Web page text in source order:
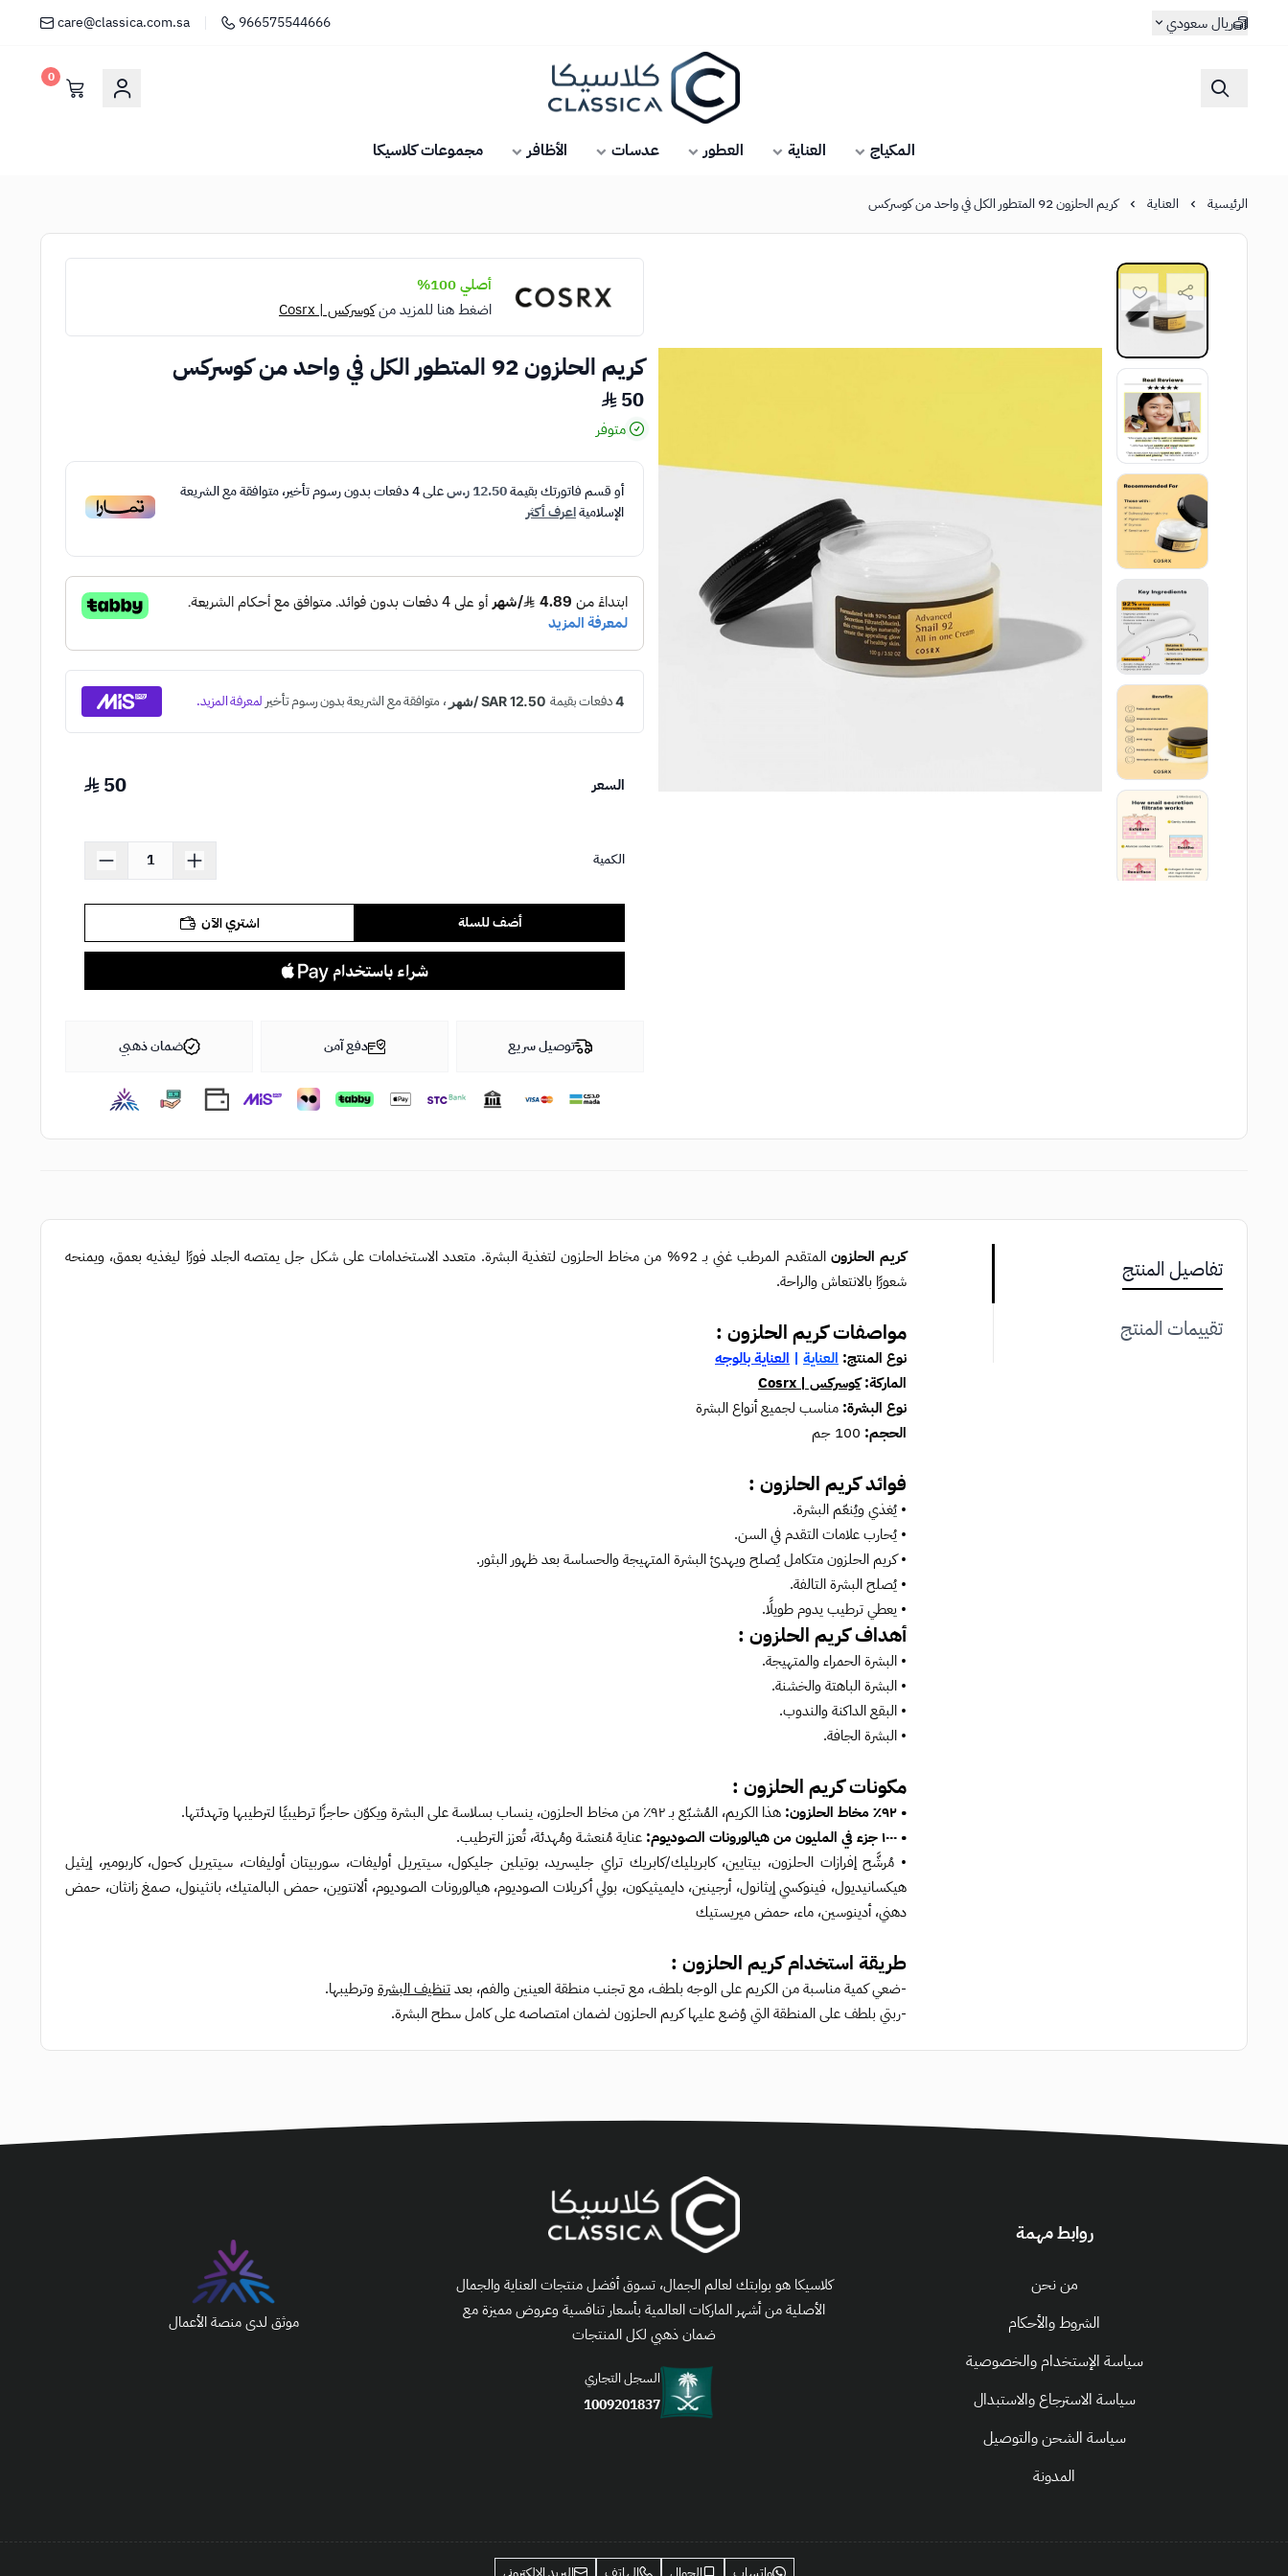
ريال سعودي 966575544666
care@classica.com.sa
كلاسيكا
0
المكياج العناية العطور عدسات الأظافر مجموعات كلاسيكا
الرئيسية العناية كريم الحلزون 92 المتطور الكل في واحد من كوسركس
أصلي 100%
اضغط هنا للمزيد منكوسركس | Cosrx
كريم الحلزون 92 المتطور الكل في واحد من كوسركس
50
متوفر
أو قسم فاتورتك بقيمة12.50 ر.س على4دفعات بدون رسوم تأخير، متوافقة مع الشريعة
الإسلاميةاعرف أكثر
السعر 50
الكمية
أضف للسلة اشتري الآن
توصيل سريع دفع آمن ضمان ذهبي
تفاصيل المنتج
تقييمات المنتج
كريم الحلزون
المتقدم المرطب غني بـ 92% من مخاط الحلزون لتغذية البشرة. متعدد الاستخدامات على شكل جل يمتصه الجلد فورًا ليغذيه بعمق، ويمنحه
شعورًا بالانتعاش والراحة.
مواصفات كريم الحلزون :
نوع المنتج: العناية | العناية بالوجه
الماركة:كوسركس | Cosrx
نوع البشرة: مناسب لجميع أنواع البشرة
الحجم:
فوائد كريم الحلزون :
• يُغذي ويُنعّم البشرة.
• يُحارب علامات التقدم في السن.
• كريم الحلزون متكامل يُصلح ويهدئ البشرة المتهيجة والحساسة بعد ظهور البثور.
• يُصلح البشرة التالفة.
• يعطي ترطيب يدوم طويلًا.
أهداف كريم الحلزون :
• البشرة الحمراء والمتهيجة.
• البشرة الباهتة والخشنة.
• البقع الداكنة والندوب.
• البشرة الجافة.
مكونات كريم الحلزون :
• ٩٢٪ مخاط الحلزون:
هذا الكريم، المُشبّع بـ ٩٢٪ من مخاط الحلزون، ينساب بسلاسة على البشرة ويكوّن حاجزًا ترطيبيًا لترطيبها وتهدئتها.
• ١٠٠٠ جزء في المليون من هيالورونات الصوديوم:
عناية مُنعشة ومُهدئة، تُعزز الترطيب.
• مُرشَّح إفرازات الحلزون، بيتايين، كابريليك/كابريك تراي جليسريد، بوتيلين جليكول، سيتيريل أوليفات، سوربيتان أوليفات، سيتيريل كحول، كاربومير، إيثيل
هيكسانيديول، فينوكسي إيثانول، أرجينين، دايميثيكون، بولي أكريلات الصوديوم، هيالورونات الصوديوم، ألانتوين، حمض البالمتيك، بانثينول، صمغ زانثان، حمض
دهني، أدينوسين، ماء، حمض ميريستيك
طريقة استخدام كريم الحلزون :
-ضعي كمية مناسبة من الكريم على الوجه بلطف، مع تجنب منطقة العينين والفم، بعدتنظيف البشرةوترطيبها.
-ربتي بلطف على المنطقة التي وُضع عليها كريم الحلزون لضمان امتصاصه على كامل سطح البشرة.
روابط مهمة
من نحن
الشروط والأحكام
سياسة الإستخدام والخصوصية
سياسة الاسترجاع والاستبدال
سياسة الشحن والتوصيل
المدونة
كلاسيكا هو بوابتك لعالم الجمال، تسوق أفضل منتجات العناية والجمال
الأصلية من أشهر الماركات العالمية بأسعار تنافسية وعروض مميزة مع
ضمان ذهبي لكل المنتجات
السجل التجاري
1009201837
موثق لدى منصة الأعمال